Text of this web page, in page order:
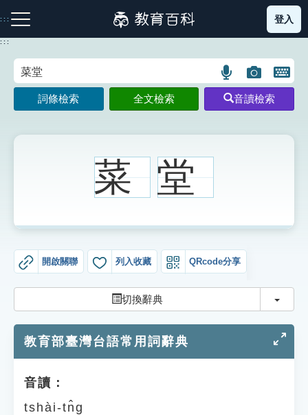
到
主
:::
注音索引圖示 筆畫索引圖示 部首索引表圖示
生字詞彙表
知識索引
生命大百科索引
登入
:::
語
言
搜
圖
片
搜
開
鍵
圖
詞條檢索 全文檢索 音讀檢索
菜 堂
開啟關聯 列入收藏 QRcode分享
切換辭典 切換
教育部臺灣台語常用詞辭典
音讀：
tshài-tn̂g